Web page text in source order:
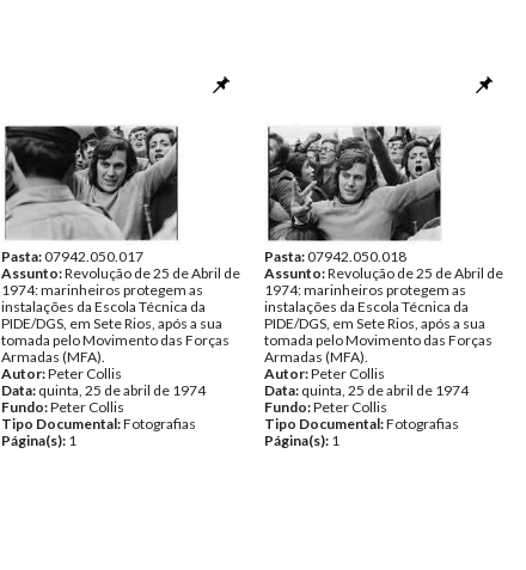
Pasta:07942.050.017
Assunto:Revolução de 25 de Abril de
1974: marinheiros protegem as
instalações da Escola Técnica da
PIDE/DGS, em Sete Rios, após a sua
tomada pelo Movimento das Forças
Armadas (MFA).
Autor:Peter Collis
Data: quinta, 25 de abril de 1974
Fundo:Peter Collis
Tipo Documental:Fotografias
Página(s): 1
Pasta:07942.050.018
Assunto:Revolução de 25 de Abril de
1974: marinheiros protegem as
instalações da Escola Técnica da
PIDE/DGS, em Sete Rios, após a sua
tomada pelo Movimento das Forças
Armadas (MFA).
Autor:Peter Collis
Data: quinta, 25 de abril de 1974
Fundo:Peter Collis
Tipo Documental:Fotografias
Página(s): 1